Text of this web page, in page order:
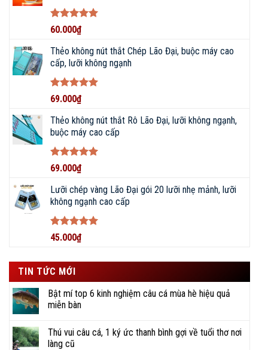
Được xếp
hạng55
sao
60.000₫
Thẻo không nút thắt Chép Lão Đại, buộc máy cao
cấp, lưỡi không ngạnh
Được xếp
hạng55
sao
69.000₫
Thẻo không nút thắt Rô Lão Đại, lưỡi không ngạnh,
buộc máy cao cấp
Được xếp
hạng55
sao
69.000₫
Lưỡi chép vàng Lão Đại gói 20 lưỡi nhẹ mảnh, lưỡi
không ngạnh cao cấp
Được xếp
hạng55
45.000₫
TIN TỨC MỚI
Bật mí top 6 kinh nghiệm câu cá mùa hè hiệu quả
miễn bàn
Thú vui câu cá, 1 ký ức thanh bình gợi về tuổi thơ nơi
làng cũ